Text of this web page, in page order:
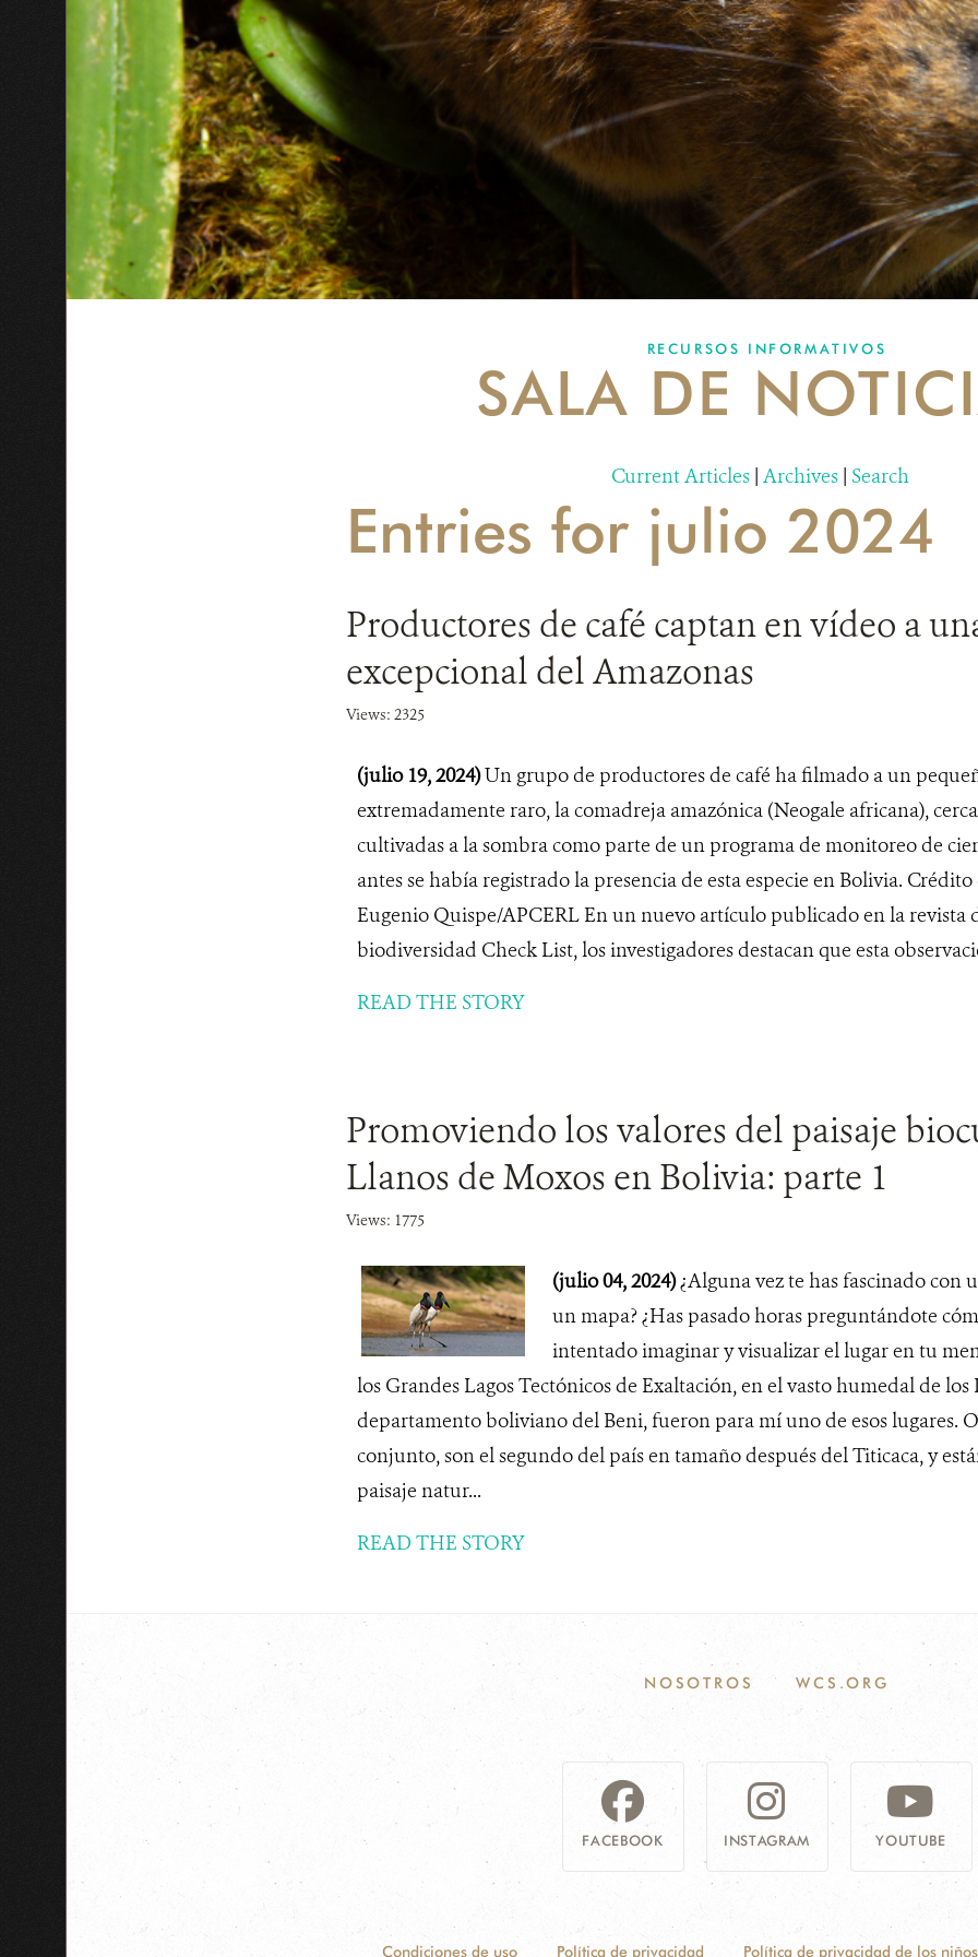
RECURSOS INFORMATIVOS
SALA DE
Current Articles | Archives | Search
Entries for julio 2024
Productores de café captan en vídeo a
excepcional del Amazonas
Views: 2325
(julio 19, 2024)Un grupo de productores de café ha filmado a un
extremadamente raro, la comadreja amazónica (Neogale africana),
cultivadas a la sombra como parte de un programa de monitoreo de
antes se había registrado la presencia de esta especie en Bolivia.
Eugenio Quispe/APCERL En un nuevo artículo publicado en la revista
biodiversidad Check List, los investigadores destacan que esta
READ THE STORY
Promoviendo los valores del paisaje
Llanos de Moxos en Bolivia: parte 1
Views: 1775
(julio 04, 2024)¿Alguna vez te has fascinado con
un mapa? ¿Has pasado horas preguntándote
intentado imaginar y visualizar el lugar en tu
los Grandes Lagos Tectónicos de Exaltación, en el vasto humedal de los
departamento boliviano del Beni, fueron para mí uno de esos lugares.
conjunto, son el segundo del país en tamaño después del Titicaca, y
paisaje natur...
READ THE STORY
NOSOTROS WCS.ORG
FACEBOOK INSTAGRAM YOUTUBE
Condiciones de uso Política de privacidad Política de privacidad de los niños